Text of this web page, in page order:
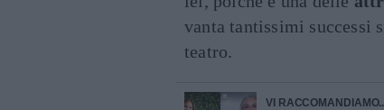
vanta tantissimi successi
teatro.
VI